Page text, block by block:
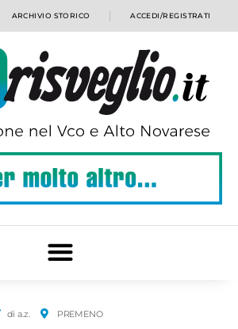
ARCHIVIO STORICO ACCEDI/REGISTRATI
di a.z. PREMENO